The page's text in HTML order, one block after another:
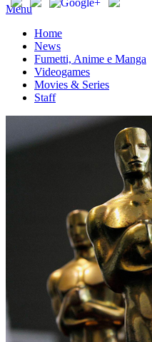
Menu
Home
News
Fumetti, Anime e Manga
Videogames
Movies & Series
Staff